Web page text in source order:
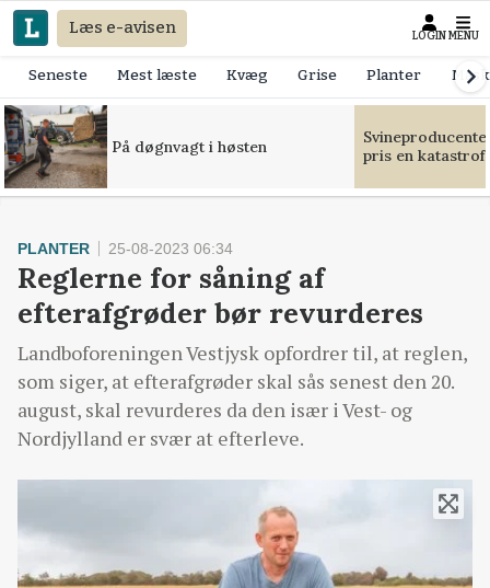
Læs e-avisen LOGIN MENU
Seneste Mest læste Kvæg Grise Planter
På døgnvagt i høsten
pris en
PLANTER 25-08-2023 06:34
Reglerne for såning af
efterafgrøder bør revurderes
Landboforeningen Vestjysk opfordrer til, at reglen,
som siger, at efterafgrøder skal sås senest den 20.
august, skal revurderes da den især i Vest- og
Nordjylland er svær at efterleve.